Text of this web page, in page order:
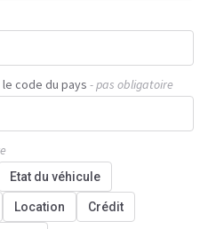
code du pays - pas obligatoire
Etat du véhicule
Location Crédit